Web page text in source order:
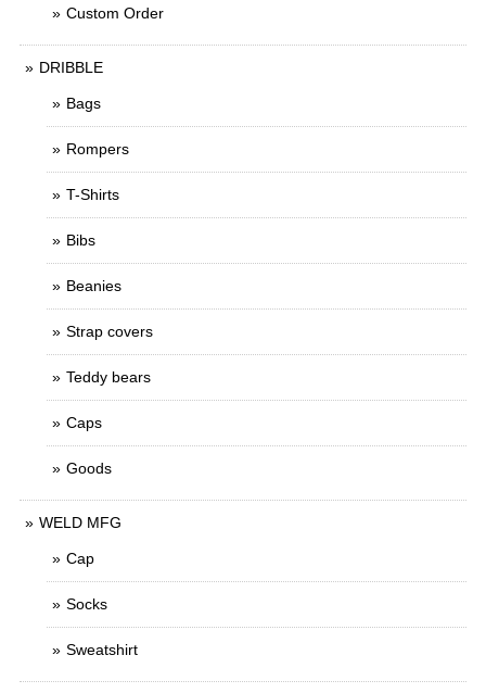
Custom Order
DRIBBLE
Bags
Rompers
T-Shirts
Bibs
Beanies
Strap covers
Teddy bears
Caps
Goods
WELD MFG
Cap
Socks
Sweatshirt